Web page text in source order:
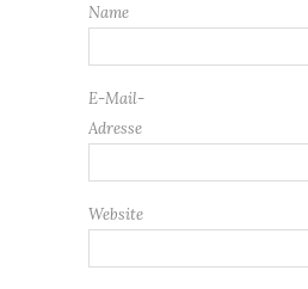
Name
E-Mail-
Adresse
Website